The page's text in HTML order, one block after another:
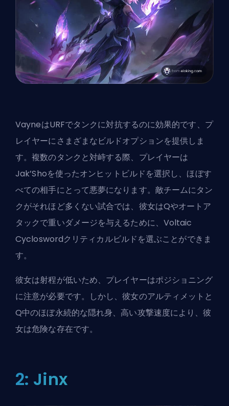
VayneはURFでタンクに対抗するのに効果的です、プ
レイヤーにさまざまなビルドオプションを提供しま
す。複数のタンクと対峙する際、プレイヤーは
Jak’Shoを使ったオンヒットビルドを選択し、ほぼす
べての相手にとって悪夢になります。敵チームにタン
クがそれほど多くない試合では、彼女はQやオートア
タックで重いダメージを与えるために、Voltaic
Cycloswordクリティカルビルドを選ぶことができま
す。
彼女は射程が低いため、プレイヤーはポジショニング
に注意が必要です。しかし、彼女のアルティメットと
Q中のほぼ永続的な隠れ身、高い攻撃速度により、彼
女は危険な存在です。
2: Jinx